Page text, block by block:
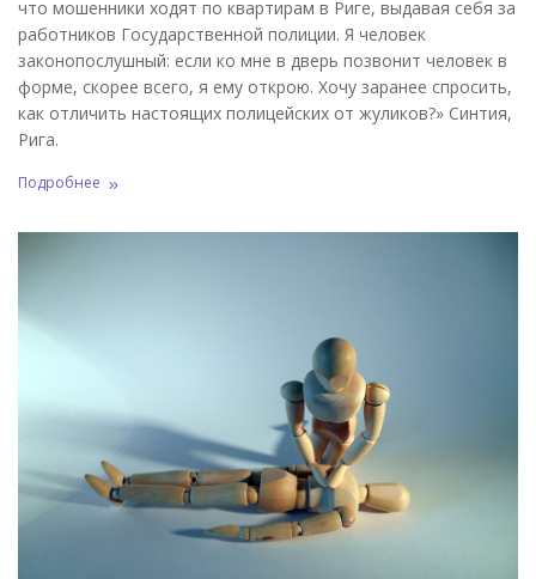
что мошенники ходят по квартирам в Риге, выдавая себя за
работников Государственной полиции. Я человек
законопослушный: если ко мне в дверь позвонит человек в
форме, скорее всего, я ему открою. Хочу заранее спросить,
как отличить настоящих полицейских от жуликов?» Синтия,
Рига.
Подробнее